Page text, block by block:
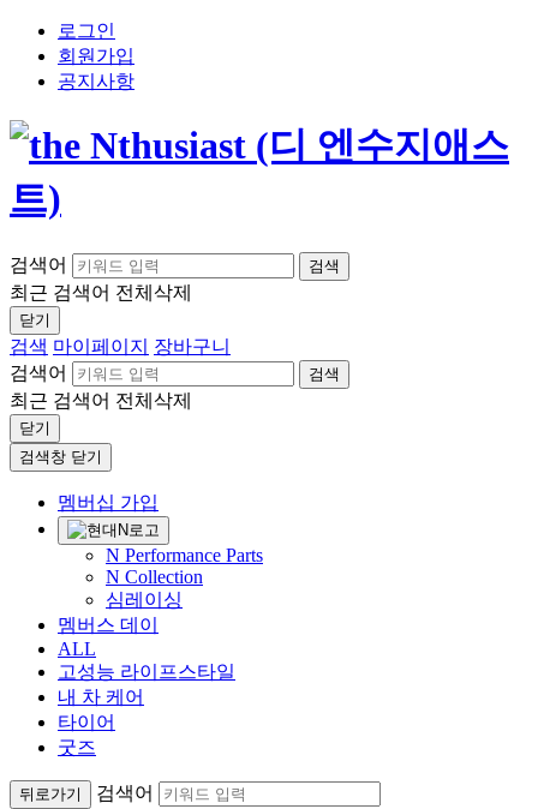
로그인
회원가입
공지사항
검색어 검색
최근 검색어 전체삭제
닫기
검색 마이페이지
장바구니
검색어
검색
최근 검색어 전체삭제
닫기
검색창 닫기
멤버십 가입
N Performance Parts
N Collection
심레이싱
멤버스 데이
ALL
고성능 라이프스타일
내 차 케어
타이어
굿즈
뒤로가기 검색어